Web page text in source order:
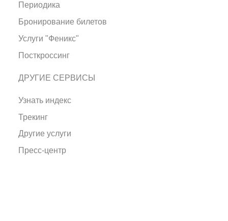
Периодика
Бронирование билетов
Услуги "Феникс"
Посткроссинг
ДРУГИЕ СЕРВИСЫ
Узнать индекс
Трекинг
Другие услуги
Пресс-центр